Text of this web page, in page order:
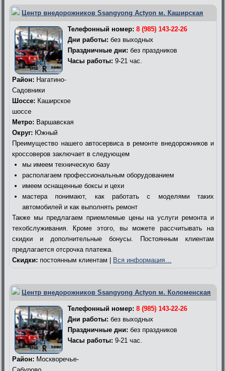
Центр внедорожников Ssangyong Actyon м. Каширская
Телефонный номер: 8 (985) 143-22-26
Дни работы: без выходных
Праздничные дни: без праздников
Часы работы: 9-21 час.
Район: Нагатино-
Садовники
Шоссе: Каширское
шоссе
Метро: Варшавская
Округ: Южный
Преимущество нашего автосервиса в ремонте внедорожников и
кроссоверов заключает в следующем
мы имеем техническую базу
располагаем профессиональным оборудованием
имеем оснащенные боксы и цехи
мастера понимают, как работать с моделями таких
автомобилей и как выполнять ремонт
Также мы предлагаем приемлемые цены на услуги ремонта и
техобслуживания. Кроме этого, вы можете рассчитывать на
скидки и дополнительные бонусы. Постоянным клиентам
предлагается отсрочка платежа.
Скидки: постоянным клиентам | Вся информация…
Центр внедорожников Ssangyong Actyon м. Коломенская
Телефонный номер: 8 (985) 143-22-26
Дни работы: без выходных
Праздничные дни: без праздников
Часы работы: 9-21 час.
Район: Москворечье-